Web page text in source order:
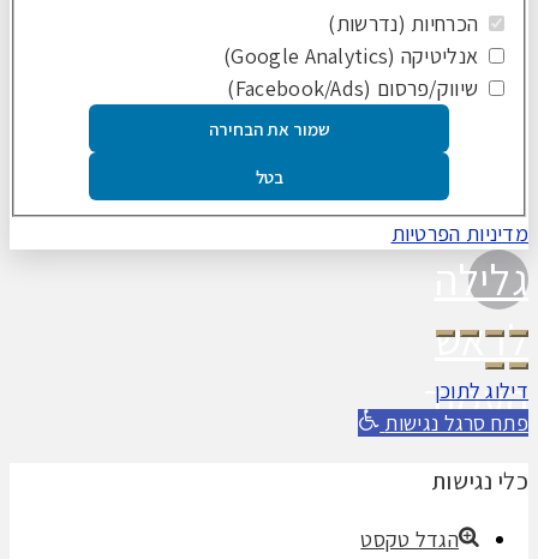
הכרחיות (נדרשות)
אנליטיקה (Google Analytics)
שיווק/פרסום (Facebook/Ads)
שמור את הבחירה
בטל
מדיניות הפרטיות
גלילה
לראש
העמוד
דילוג לתוכן
פתח סרגל נגישות
כלי נגישות
הגדל טקסט